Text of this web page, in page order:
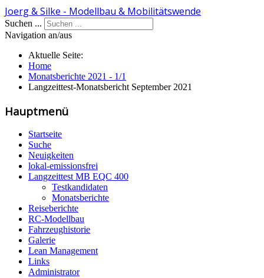
Joerg & Silke - Modellbau & Mobilitätswende
Suchen ...
Navigation an/aus
Aktuelle Seite:
Home
Monatsberichte 2021 - 1/1
Langzeittest-Monatsbericht September 2021
Hauptmenü
Startseite
Suche
Neuigkeiten
lokal-emissionsfrei
Langzeittest MB EQC 400
Testkandidaten
Monatsberichte
Reiseberichte
RC-Modellbau
Fahrzeughistorie
Galerie
Lean Management
Links
Administrator